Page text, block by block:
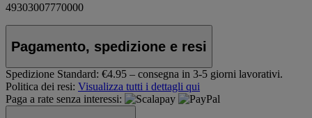
49303007770000
Pagamento, spedizione e resi
Spedizione Standard: €4.95 – consegna in 3-5 giorni lavorativi.
Politica dei resi: Visualizza tutti i dettagli qui
Paga a rate senza interessi: